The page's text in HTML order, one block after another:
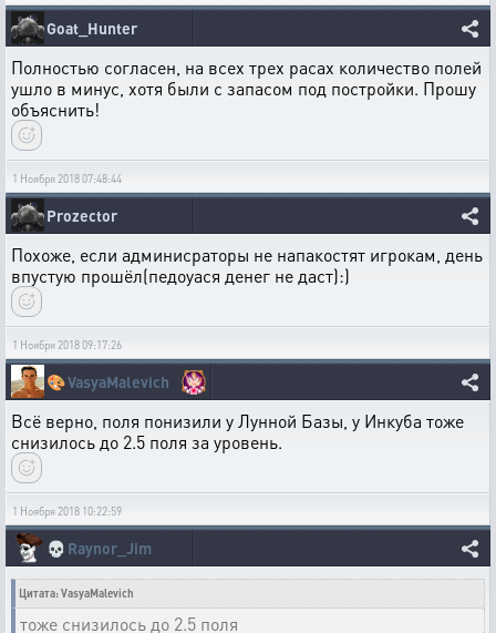
Goat_Hunter
Полностью согласен, на всех трех расах количество полей
ушло в минус, хотя были с запасом под постройки. Прошу
объяснить!
1 Ноября 2018 07:48:44
Prozector
Похоже, если админисраторы не напакостят игрокам, день
впустую прошёл(педоуася денег не даст):)
1 Ноября 2018 09:17:26
🎨VasyaMalevich
Всё верно, поля понизили у Лунной Базы, у Инкуба тоже
снизилось до 2.5 поля за уровень.
1 Ноября 2018 10:22:59
💀 Raynor_Jim
Цитата: VasyaMalevich
тоже снизилось до 2.5 поля